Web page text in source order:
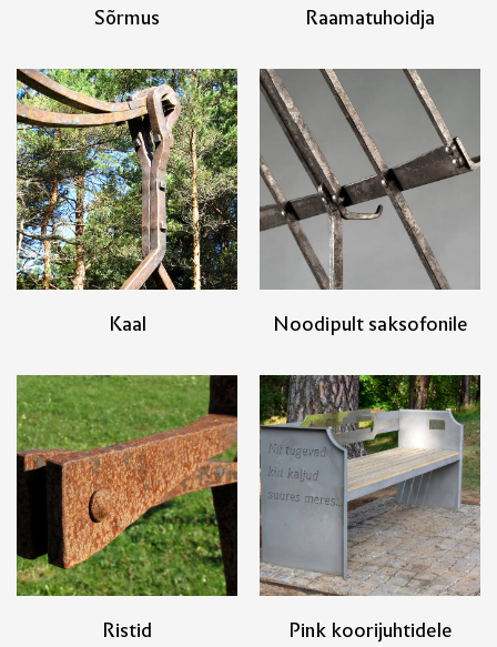
Sõrmus Raamatuhoidja
Kaal Noodipult saksofonile
Ristid Pink koorijuhtidele